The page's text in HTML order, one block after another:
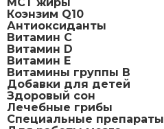
Коэнзим Q10
Антиоксиданты
Витамин С
Витамин D
Витамин Е
Витамины группы B
Добавки для детей
Здоровый сон
Лечебные грибы
Специальные препараты